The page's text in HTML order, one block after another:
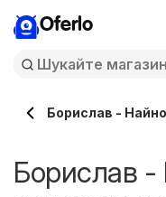
Oferlo
Борислав -
Борислав -